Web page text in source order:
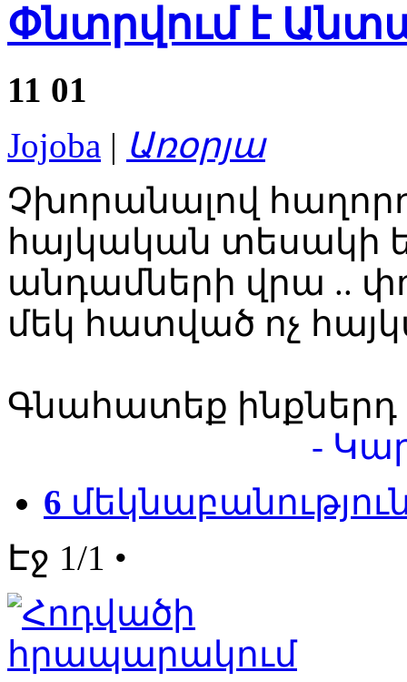
Փնտրվում է
11 01
Jojoba | Առօրյա
Չխորանալով
հայկական տեսակի
անդամների վրա ..
մեկ հատված ոչ
Գնահատեք ինքներդ
-
6
Էջ 1/1 •